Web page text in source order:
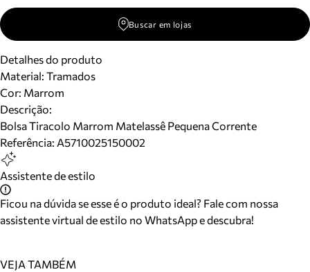
Buscar em lojas
Detalhes do produto
Material: Tramados
Cor: Marrom
Descrição:
Bolsa Tiracolo Marrom Matelassê Pequena Corrente
Referência: A5710025150002
Assistente de estilo
Ficou na dúvida se esse é o produto ideal? Fale com nossa
assistente virtual de estilo no WhatsApp e descubra!
VEJA TAMBÉM